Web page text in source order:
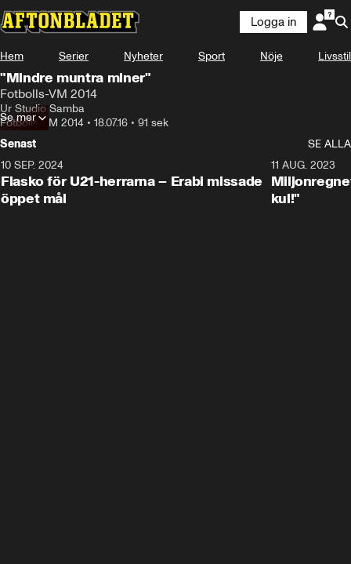
Logga in
Hem Serier Nyheter Sport Nöje Livsstil
"Mindre muntra miner"
Fotbolls-VM 2014
Ur Studio Samba
Fotbolls-VM 2014 • 18.07.16 • 91 sek
Se mer
Senast
SE ALLA
10 SEP. 2024
Fiasko för U21-herrarna – Erabi missade
öppet mål
11 AUG. 2023
kul!"